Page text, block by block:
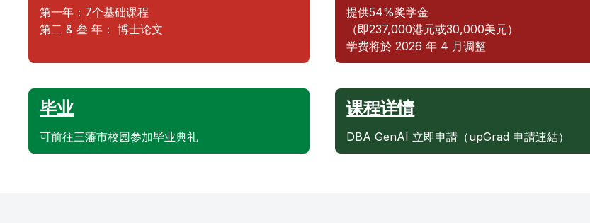
第一年：7个基础课程
第二 & 叁 年： 博士论文
提供54%奖学金
（即237,000港元或30,000美元）
学费将於 2026 年 4 月调整
毕业
可前往三藩市校园参加毕业典礼
课程详情
DBA GenAI 立即申請（upGrad 申請連結）